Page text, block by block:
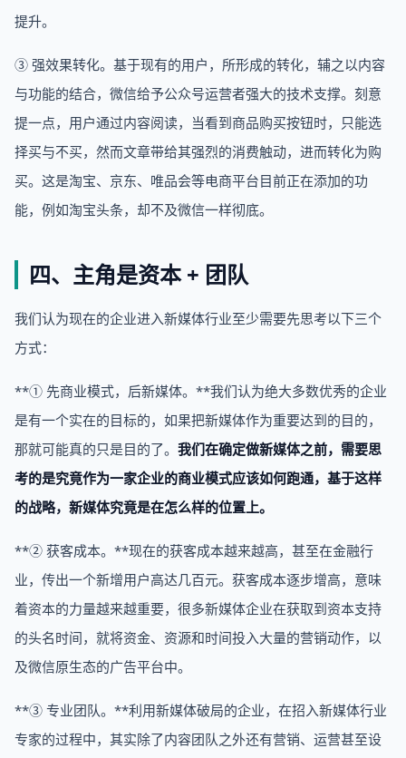
提升。
③ 强效果转化。基于现有的用户，所形成的转化，辅之以内容
与功能的结合，微信给予公众号运营者强大的技术支撑。刻意
提一点，用户通过内容阅读，当看到商品购买按钮时，只能选
择买与不买，然而文章带给其强烈的消费触动，进而转化为购
买。这是淘宝、京东、唯品会等电商平台目前正在添加的功
能，例如淘宝头条，却不及微信一样彻底。
四、主角是资本 + 团队
我们认为现在的企业进入新媒体行业至少需要先思考以下三个
方式：
**① 先商业模式，后新媒体。**我们认为绝大多数优秀的企业
是有一个实在的目标的，如果把新媒体作为重要达到的目的，
那就可能真的只是目的了。 我们在确定做新媒体之前，需要思
考的是究竟作为一家企业的商业模式应该如何跑通，基于这样
的战略，新媒体究竟是在怎么样的位置上。
**② 获客成本。**现在的获客成本越来越高，甚至在金融行
业，传出一个新增用户高达几百元。获客成本逐步增高，意味
着资本的力量越来越重要，很多新媒体企业在获取到资本支持
的头名时间，就将资金、资源和时间投入大量的营销动作，以
及微信原生态的广告平台中。
**③ 专业团队。**利用新媒体破局的企业，在招入新媒体行业
专家的过程中，其实除了内容团队之外还有营销、运营甚至设